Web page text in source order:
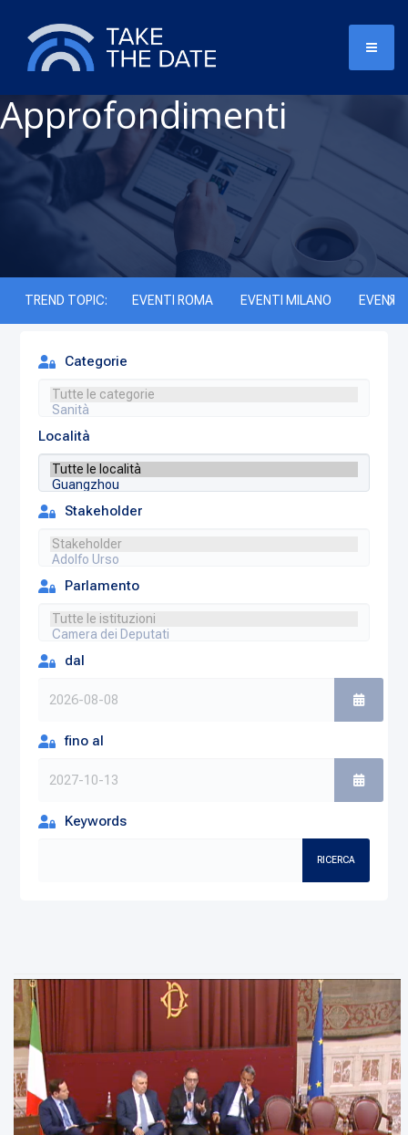
Approfondimenti
TREND TOPIC: EVENTI ROMA EVENTI MILANO EVENTI
Categorie
Località
Stakeholder
Parlamento
dal
fino al
Keywords
RICERCA